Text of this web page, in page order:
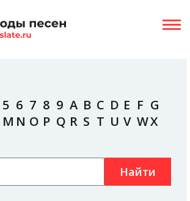
5 6 7 8 9 A B C D E F G
M N O P Q R S T U V WX
Найти